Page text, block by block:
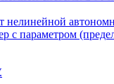
нелинейной
с параметром